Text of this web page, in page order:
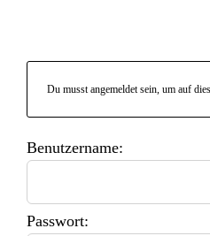
Du musst angemeldet sein, um auf
Benutzername:
Passwort: